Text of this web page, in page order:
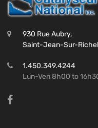
930 Rue Aubry,
Saint-Jean-Sur-
1.450.349.4244
Lun-Ven 8h00 to